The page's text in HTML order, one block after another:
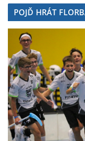
POJĎ HRÁT